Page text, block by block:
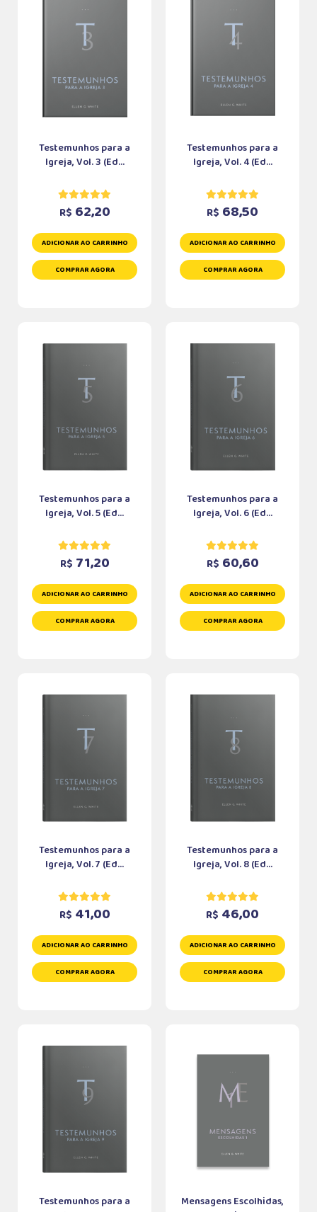
Testemunhos para a
Igreja, Vol. 3 (Ed...
R$ 62,20
ADICIONAR AO CARRINHO
COMPRAR AGORA
Testemunhos para a
Igreja, Vol. 4 (Ed...
R$ 68,50
ADICIONAR AO CARRINHO
COMPRAR AGORA
Testemunhos para a
Igreja, Vol. 5 (Ed...
R$ 71,20
ADICIONAR AO CARRINHO
COMPRAR AGORA
Testemunhos para a
Igreja, Vol. 6 (Ed...
R$ 60,60
ADICIONAR AO CARRINHO
COMPRAR AGORA
Testemunhos para a
Igreja, Vol. 7 (Ed...
R$ 41,00
ADICIONAR AO CARRINHO
COMPRAR AGORA
Testemunhos para a
Igreja, Vol. 8 (Ed...
R$ 46,00
ADICIONAR AO CARRINHO
COMPRAR AGORA
Testemunhos para a
Mensagens Escolhidas,